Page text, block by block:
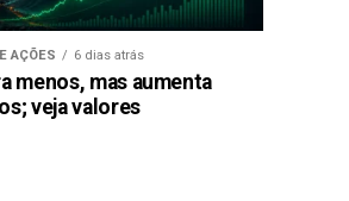
AÇÕES 6 dias atrás
menos, mas aumenta
veja valores